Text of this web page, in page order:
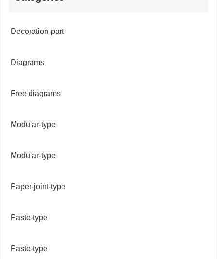
Decoration-part
Diagrams
Free diagrams
Modular-type
Modular-type
Paper-joint-type
Paste-type
Paste-type